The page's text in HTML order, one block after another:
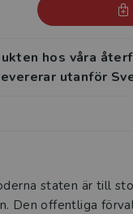
hos våra
utanför
staten är till
Den offentliga